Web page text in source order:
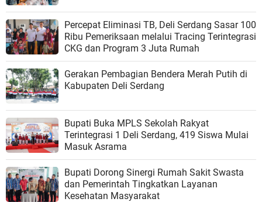
Percepat Eliminasi TB, Deli Serdang Sasar 100
Ribu Pemeriksaan melalui Tracing Terintegrasi
CKG dan Program 3 Juta Rumah
Gerakan Pembagian Bendera Merah Putih di
Kabupaten Deli Serdang
Bupati Buka MPLS Sekolah Rakyat
Terintegrasi 1 Deli Serdang, 419 Siswa Mulai
Masuk Asrama
Bupati Dorong Sinergi Rumah Sakit Swasta
dan Pemerintah Tingkatkan Layanan
Kesehatan Masyarakat